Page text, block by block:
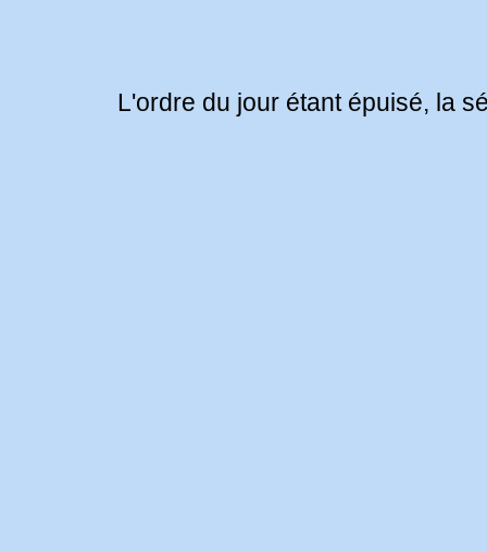
L'ordre du jour étant épuisé, la